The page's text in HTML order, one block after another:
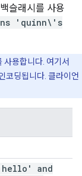
슬래시를 사용
'quinn\'s
사용합니다. 여기서
코딩됩니다. 클라이언
and